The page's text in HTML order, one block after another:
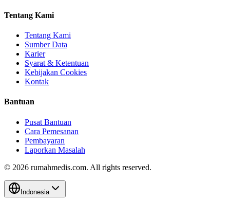
Tentang Kami
Tentang Kami
Sumber Data
Karier
Syarat & Ketentuan
Kebijakan Cookies
Kontak
Bantuan
Pusat Bantuan
Cara Pemesanan
Pembayaran
Laporkan Masalah
© 2026 rumahmedis.com. All rights reserved.
Indonesia